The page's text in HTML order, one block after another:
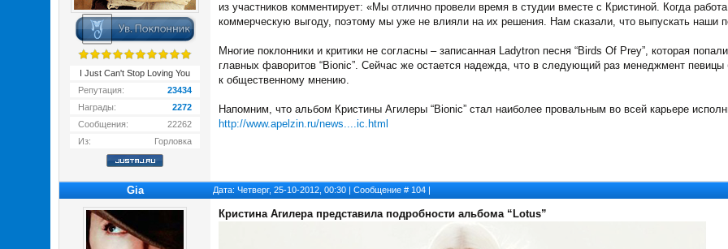
I Just Can't Stop Loving You
Репутация:
23434
Награды:
2272
Сообщения:
22262
Из:
Горловка
из участников комментирует: «Мы отлично провели время в студии вместе с Кристиной. Когда
коммерческую выгоду, поэтому мы уже не влияли на их решения. Нам сказали, что выпускать наши
Многие поклонники и критики не согласны – записанная Ladytron песня “Birds Of Prey”, которая
главных фаворитов “Bionic”. Сейчас же остается надежда, что в следующий раз менеджмент
к общественному мнению.
Напомним, что альбом Кристины Агилеры “Bionic” стал наиболее провальным во всей карьере
http://www.apelzin.ru/news....ic.html
Gia Дата: Четверг, 25-10-2012, 00:30 | Сообщение # 104 |
Кристина Агилера представила подробности альбома “Lotus”